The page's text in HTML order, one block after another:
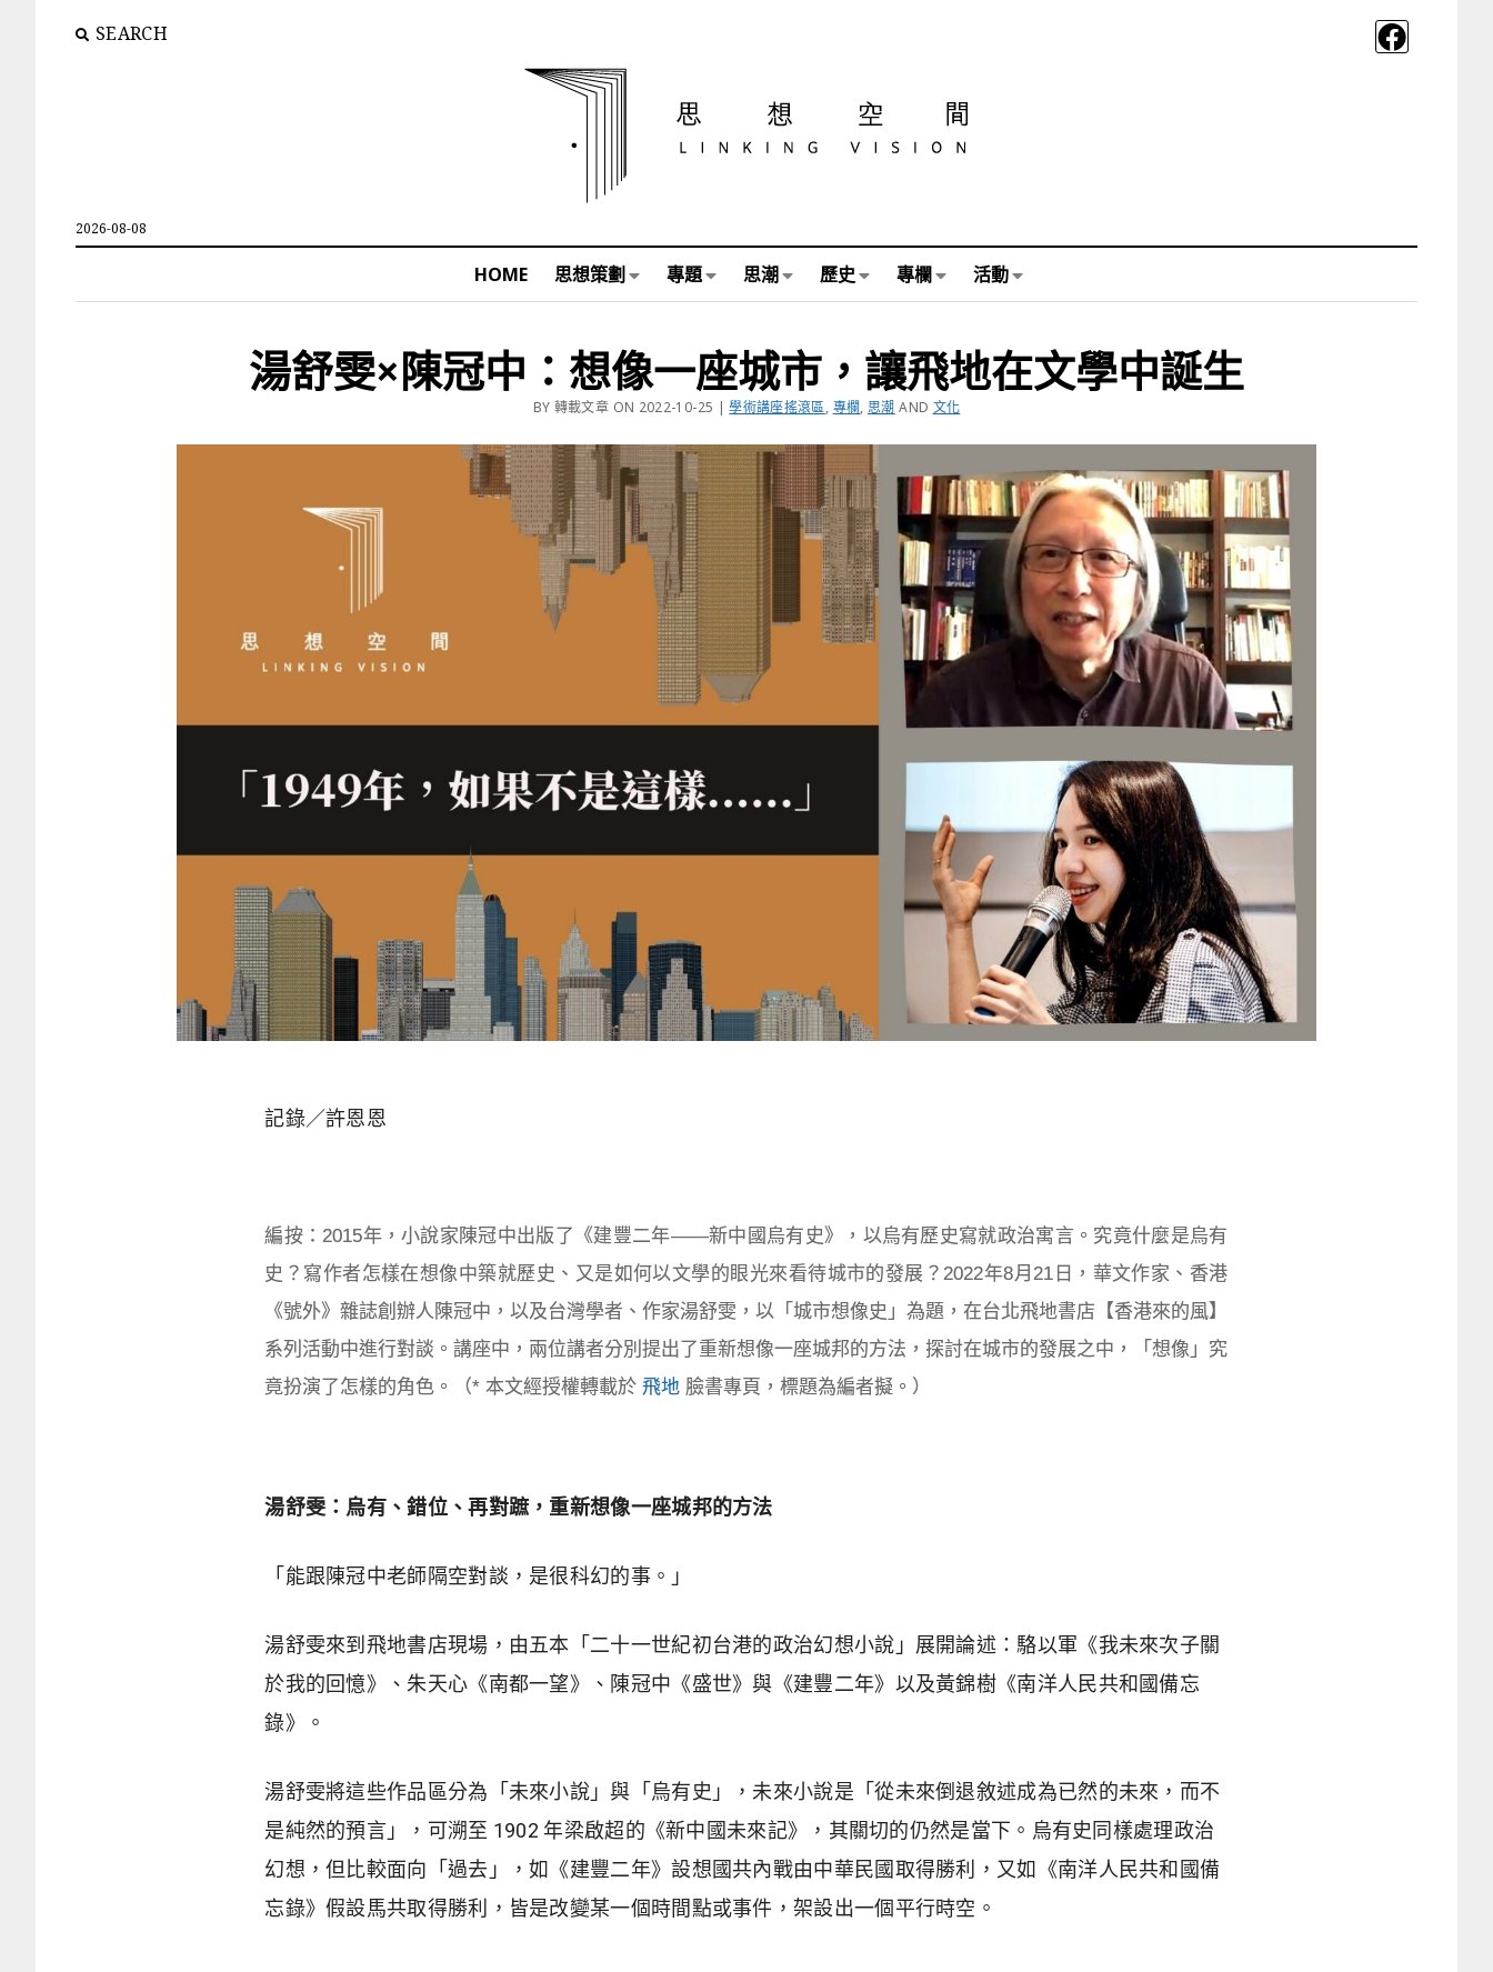
SEARCH
2026-08-08
HOME 思想策劃 專題 思潮 歷史 專欄 活動
湯舒雯×陳冠中：想像一座城市，讓飛地在文學中誕生
BY 轉載文章 ON 2022-10-25 |學術講座搖滾區, 專欄,思潮 AND 文化
記錄／許恩恩
編按：2015年，小說家陳冠中出版了《建豐二年——新中國烏有史》，以烏有歷史寫就政治寓言。究竟什麼是烏有
史？寫作者怎樣在想像中築就歷史、又是如何以文學的眼光來看待城市的發展？2022年8月21日，華文作家、香港
《號外》雜誌創辦人陳冠中，以及台灣學者、作家湯舒雯，以「城市想像史」為題，在台北飛地書店【香港來的風】
系列活動中進行對談。講座中，兩位講者分別提出了重新想像一座城邦的方法，探討在城市的發展之中，「想像」究
竟扮演了怎樣的角色。（* 本文經授權轉載於 飛地 臉書專頁，標題為編者擬。）
湯舒雯：烏有、錯位、再對蹠，重新想像一座城邦的方法
「能跟陳冠中老師隔空對談，是很科幻的事。」
湯舒雯來到飛地書店現場，由五本「二十一世紀初台港的政治幻想小說」展開論述：駱以軍《我未來次子關
於我的回憶》、朱天心《南都一望》、陳冠中《盛世》與《建豐二年》以及黃錦樹《南洋人民共和國備忘
錄》。
湯舒雯將這些作品區分為「未來小說」與「烏有史」，未來小說是「從未來倒退敘述成為已然的未來，而不
是純然的預言」，可溯至 1902 年梁啟超的《新中國未來記》，其關切的仍然是當下。烏有史同樣處理政治
幻想，但比較面向「過去」，如《建豐二年》設想國共內戰由中華民國取得勝利，又如《南洋人民共和國備
忘錄》假設馬共取得勝利，皆是改變某一個時間點或事件，架設出一個平行時空。